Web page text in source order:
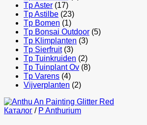
Tp Aster (17)
Tp Astilbe (23)
Tp Bomen (1)
Tp Bonsai Outdoor (5)
Tp Klimplanten (3)
Tp Sierfruit (3)
Tp Tuinkruiden (2)
Tp Tuinplant Ov (8)
Tp Varens (4)
Vijverplanten (2)
Каталог / P Anthurium